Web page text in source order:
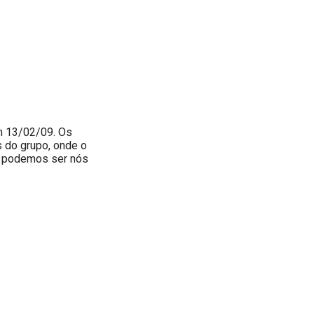
13/02/09. Os
grupo, onde o
ser nós